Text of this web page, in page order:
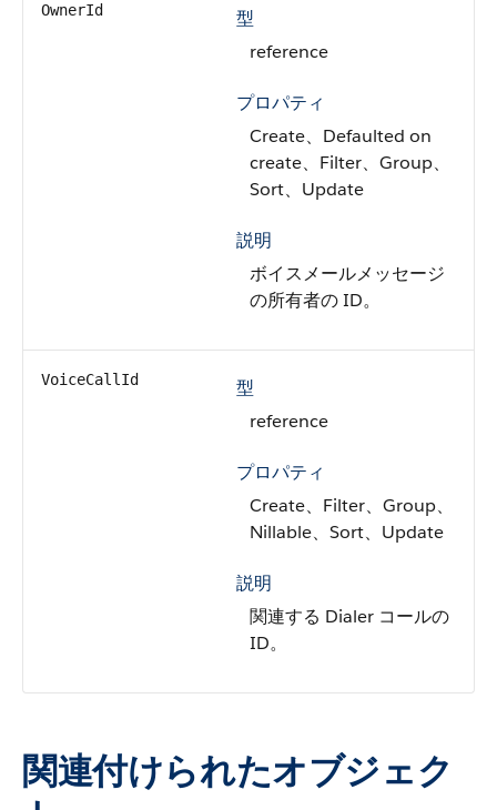
OwnerId
型
reference
プロパティ
Create、Defaulted on
create、Filter、Group、
Sort、Update
説明
ボイスメールメッセージ
の所有者の ID。
VoiceCallId
型
reference
プロパティ
Create、Filter、Group、
Nillable、Sort、Update
説明
関連する Dialer コールの
ID。
関連付けられたオブジェク